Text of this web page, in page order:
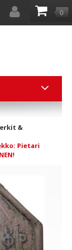
0
&
Pietari